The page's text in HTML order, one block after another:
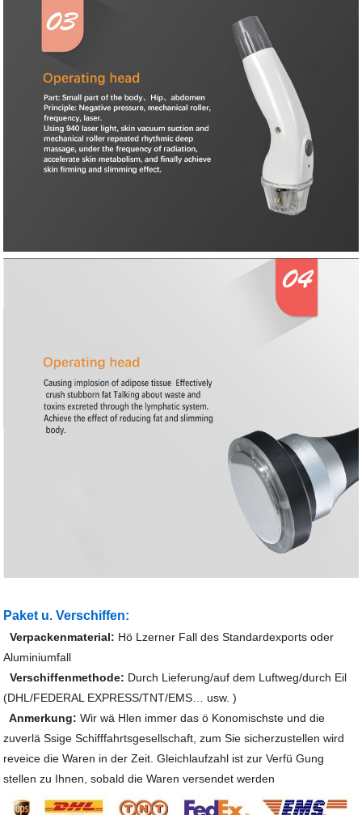
Paket u. Verschiffen:
Verpackenmaterial: Hö Lzerner Fall des Standardexports oder
Aluminiumfall
Verschiffenmethode: Durch Lieferung/auf dem Luftweg/durch Eil
(DHL/FEDERAL EXPRESS/TNT/EMS… usw. )
Anmerkung:Wir wä Hlen immer das ö Konomischste und die
zuverlä Ssige Schifffahrtsgesellschaft, zum Sie sicherzustellen wird
reveice die Waren in der Zeit. Gleichlaufzahl ist zur Verfü Gung
stellen zu Ihnen, sobald die Waren versendet werden